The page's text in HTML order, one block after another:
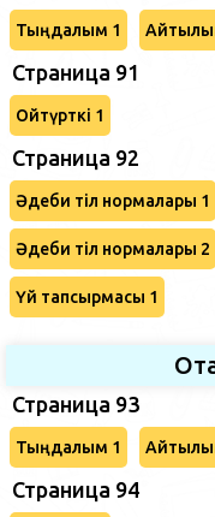
Тыңдалым 1
Страница 91
Ойтүрткі 1
Страница 92
Әдеби тіл нормалары 1
Әдеби тіл нормалары 2
Үй тапсырмасы 1
Страница 93
Тыңдалым 1
Страница 94